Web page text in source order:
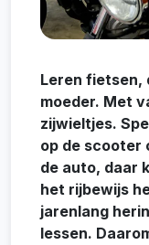
Leren fietsen,
moeder. Met
zijwieltjes.
op de scooter
de auto, daar
het rijbewijs
jarenlang
lessen.